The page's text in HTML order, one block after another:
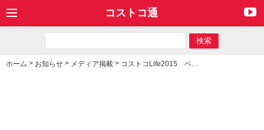
コストコ通
ホーム > お知らせ > メディア掲載 > コストコLife2015 ベストランキング ポケットに掲載されました！